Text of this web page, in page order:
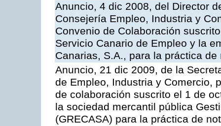
Anuncio, 4 dic 2008, del Director
Consejería Empleo, Industria y
Convenio de Colaboración
Servicio Canario de Empleo y la
Canarias, S.A., para la práctica
Anuncio, 21 dic 2009, de la
de Empleo, Industria y Comercio,
de colaboración suscrito el 1 de
la sociedad mercantil pública
(GRECASA) para la práctica de